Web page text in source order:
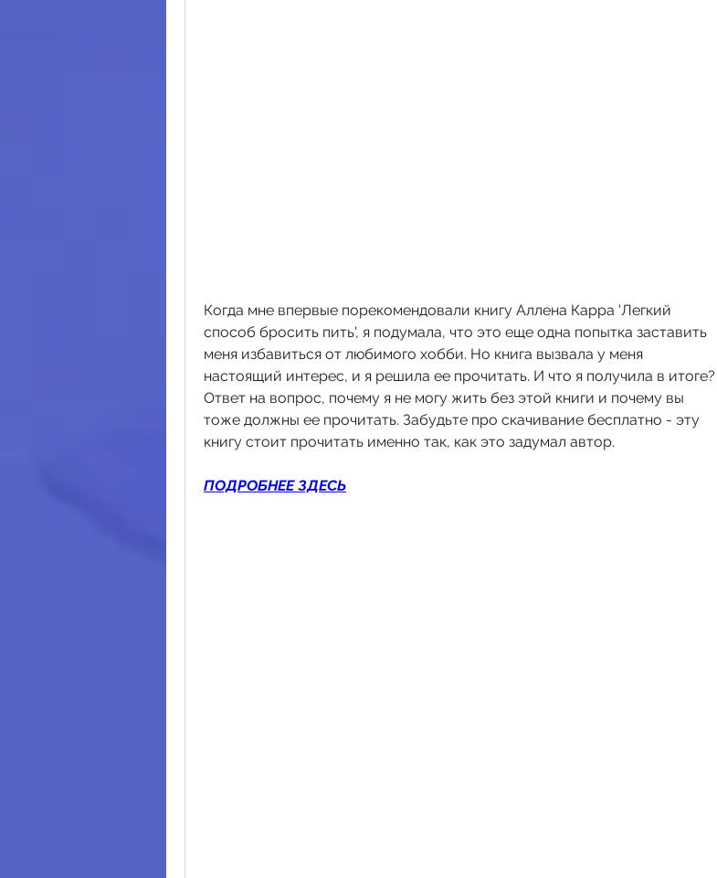
Когда мне впервые порекомендовали книгу Аллена Карра 'Легкий
способ бросить пить', я подумала, что это еще одна попытка заставить
меня избавиться от любимого хобби. Но книга вызвала у меня
настоящий интерес, и я решила ее прочитать. И что я получила в итоге?
Ответ на вопрос, почему я не могу жить без этой книги и почему вы
тоже должны ее прочитать. Забудьте про скачивание бесплатно - эту
книгу стоит прочитать именно так, как это задумал автор.
ПОДРОБНЕЕ ЗДЕСЬ